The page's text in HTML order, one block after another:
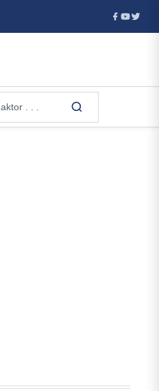
посланик за станалото в